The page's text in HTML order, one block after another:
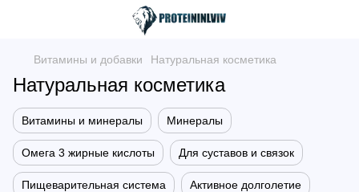
Витамины и добавки Натуральная косметика
Натуральная косметика
Витамины и минералы Минералы
Омега 3 жирные кислоты Для суставов и связок
Пищеварительная система Активное долголетие